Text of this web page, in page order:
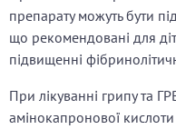
препарату можуть бути
що рекомендовані для
підвищенні
При лікуванні грипу та
амінокапронової